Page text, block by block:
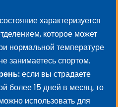
характеризуется
которое может
нормальной температуре
занимаетесь спортом.
если вы страдаете
более 15 дней в месяц, то
использовать для